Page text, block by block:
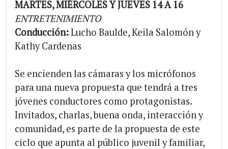
MARTES, MIÉRCOLES Y JUEVES 14 A 16
ENTRETENIMIENTO
Conducción:Lucho Baulde, Keila Salomón y
Kathy Cardenas
Se encienden las cámaras y los micrófonos
para una nueva propuesta que tendrá a tres
jóvenes conductores como protagonistas.
Invitados, charlas, buena onda, interacción y
comunidad, es parte de la propuesta de este
ciclo que apunta al público juvenil y familiar,